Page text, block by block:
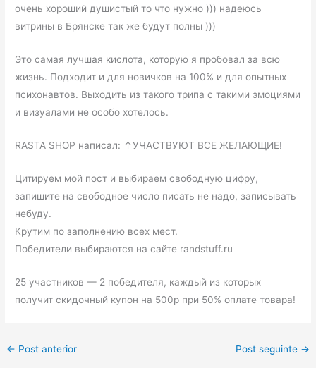
очень хороший душистый то что нужно ))) надеюсь
витрины в Брянске так же будут полны )))
Это самая лучшая кислота, которую я пробовал за всю
жизнь. Подходит и для новичков на 100% и для опытных
психонавтов. Выходить из такого трипа с такими эмоциями
и визуалами не особо хотелось.
RASTA SHOP написал: ↑УЧАСТВУЮТ ВСЕ ЖЕЛАЮЩИЕ!
Цитируем мой пост и выбираем свободную цифру,
запишите на свободное число писать не надо, записывать
небуду.
Крутим по заполнению всех мест.
Победители выбираются на сайте randstuff.ru
25 участников — 2 победителя, каждый из которых
получит скидочный купон на 500р при 50% оплате товара!
← Post anterior Post seguinte →